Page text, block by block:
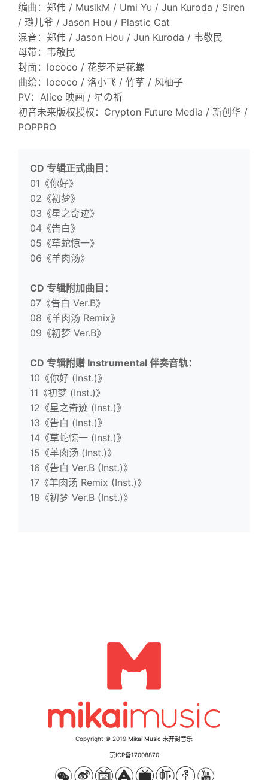
编曲：郑伟 / MusikM / Umi Yu / Jun Kuroda / Siren
/ 璐儿爷 / Jason Hou / Plastic Cat
混音：郑伟 / Jason Hou / Jun Kuroda / 韦敬民
母带：韦敬民
封面：lococo / 花萝不是花螺
曲绘：lococo / 洛小飞 / 竹莩 / 风柚子
PV：Alice 映画 / 星の祈
初音未来版权授权：Crypton Future Media / 新创华 /
POPPRO
CD 专辑正式曲目：
01《你好》
02《初梦》
03《星之奇迹》
04《告白》
05《草蛇惊一》
06《羊肉汤》
CD 专辑附加曲目：
07《告白 Ver.B》
08《羊肉汤 Remix》
09《初梦 Ver.B》
CD 专辑附赠 Instrumental 伴奏音轨：
10《你好 (Inst.)》
11《初梦 (Inst.)》
12《星之奇迹 (Inst.)》
13《告白 (Inst.)》
14《草蛇惊一 (Inst.)》
15《羊肉汤 (Inst.)》
16《告白 Ver.B (Inst.)》
17《羊肉汤 Remix (Inst.)》
18《初梦 Ver.B (Inst.)》
Copyright © 2019 Mikai Music 未开封音乐
京ICP备17008870